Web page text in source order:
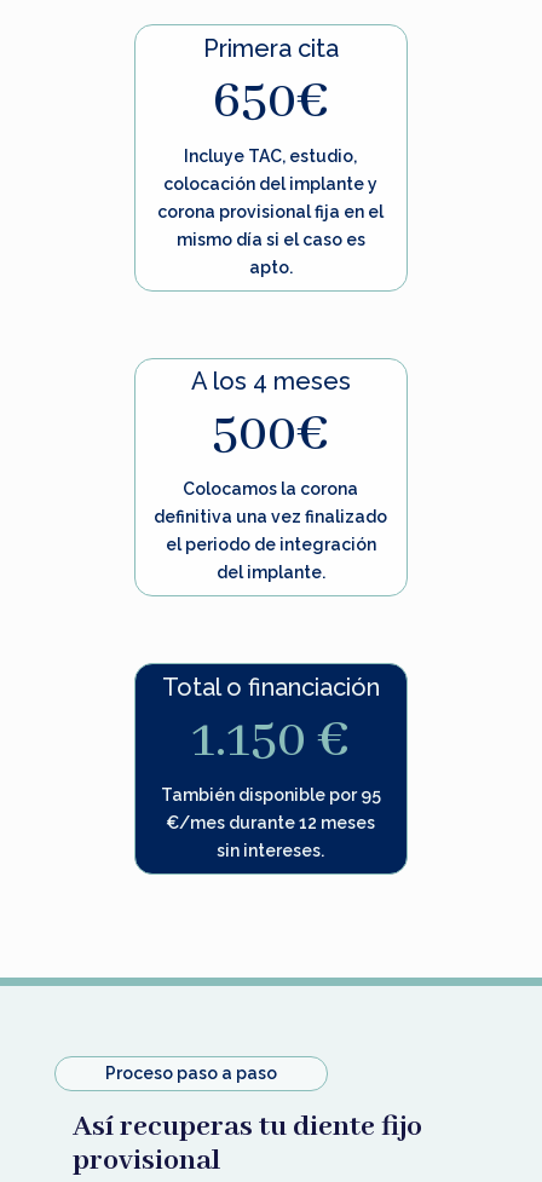
Primera cita
650€
Incluye TAC, estudio,
colocación del implante y
corona provisional fija en el
mismo día si el caso es
apto.
A los 4 meses
500€
Colocamos la corona
definitiva una vez finalizado
el periodo de integración
del implante.
Total o financiación
1.150 €
También disponible por 95
€/mes durante 12 meses
sin intereses.
Proceso paso a paso
Así recuperas tu diente fijo
provisional